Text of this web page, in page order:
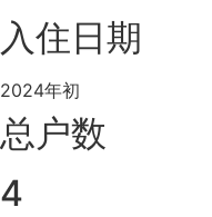
入住日期
2024年初
总户数
4